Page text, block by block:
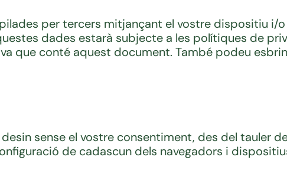
per tercers mitjançant el vostre dispositiu i/
dades estarà subjecte a les polítiques de
que conté aquest document. També podeu
sense el vostre consentiment, des del tauler
de cadascun dels navegadors i